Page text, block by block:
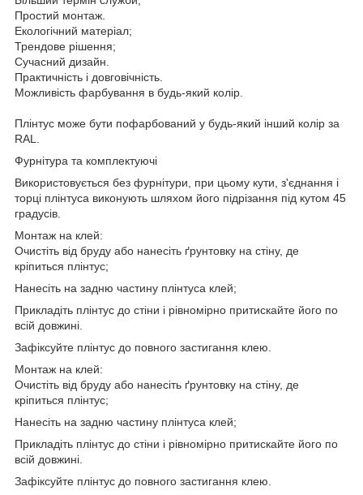
Простий монтаж.
Екологічний матеріал;
Трендове рішення;
Сучасний дизайн.
Практичність і довговічність.
Можливість фарбування в будь-який колір.
Плінтус може бути пофарбований у будь-який інший колір за
RAL.
Фурнітура та комплектуючі
Використовується без фурнітури, при цьому кути, з'єднання і
торці плінтуса виконують шляхом його підрізання під кутом 45
градусів.
Монтаж на клей:
Очистіть від бруду або нанесіть ґрунтовку на стіну, де
кріпиться плінтус;
Нанесіть на задню частину плінтуса клей;
Прикладіть плінтус до стіни і рівномірно притискайте його по
всій довжині.
Зафіксуйте плінтус до повного застигання клею.
Монтаж на клей:
Очистіть від бруду або нанесіть ґрунтовку на стіну, де
кріпиться плінтус;
Нанесіть на задню частину плінтуса клей;
Прикладіть плінтус до стіни і рівномірно притискайте його по
всій довжині.
Зафіксуйте плінтус до повного застигання клею.